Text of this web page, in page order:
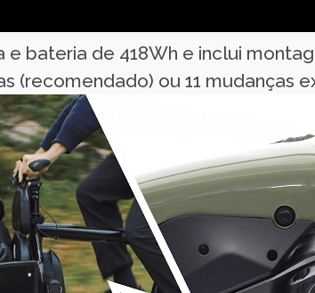
bateria de 418Wh e inclui
(recomendado) ou 11 mudanças